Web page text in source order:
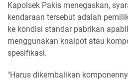
Kapolsek Pakis menegaskan,
kendaraan tersebut adalah
ke kondisi standar pabrikan
menggunakan knalpot atau
spesifikasi.
"Harus dikembalikan